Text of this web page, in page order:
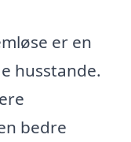
er en
husstande.
bedre